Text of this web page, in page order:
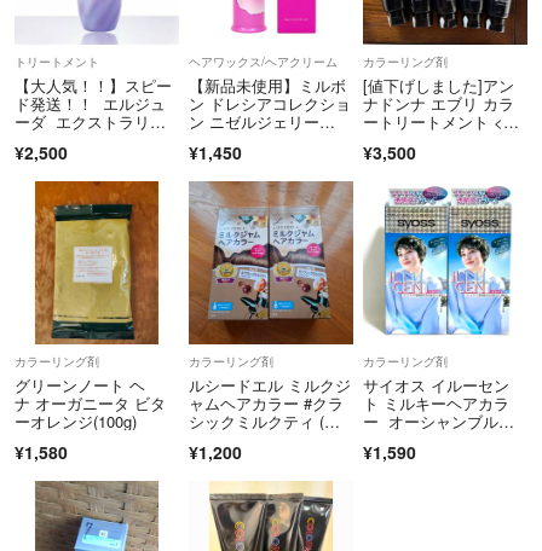
ヘアオイル
♥️カラー剤、ブリーチ、¥200引き、シャンプー付きは説明欄のリンクか
ら見れます
【【 注意事項 】】
⚠️染まりますか？使い方は？必要量は？等には一切答えません（その時
点でセルフは無理なので美容室行ってください。それでも聞く人はもれ
なくブロックします）
⚠️専用ページは24時間経過後に削除+ブロックします！（24時間以内に
一言あればOKです）
⚠️コメント逃げはブロックします （24時間以内）
⚠️コメントはまとめて具体的にお願いします(チャットではありませ
トリートメント
【大人気！！】スピー
ド発送！！ エルジュ
ーダ エクストラリペ
0ml
¥2,500
ヘアワックス/ヘアクリーム
【新品未使用】ミルボ
ン ドレシアコレクショ
ン ニゼルジェリー
¥1,450
カラーリング剤
[値下げしました]アン
ナドンナ エブリ カラ
ートリートメント <ピ
セット
¥3,500
カラーリング剤
グリーンノート ヘ
ナ オーガニータ ビタ
ーオレンジ(100g)
¥1,580
カラーリング剤
ルシードエル ミルクジ
ャムヘアカラー #クラ
シックミルクティ (医
¥1,200
カラーリング剤
サイオス イルーセン
ト ミルキーヘアカラ
ー オーシャンブル
¥1,590